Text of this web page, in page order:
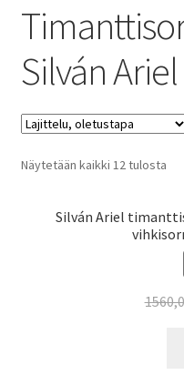
Silván Ariel
Näytetään kaikki 12 tulosta
Silván Ariel